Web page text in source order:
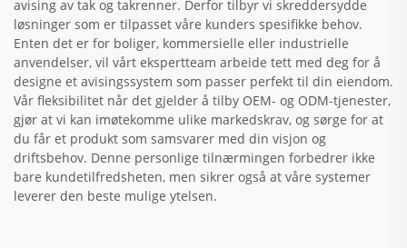
avising av tak og takrenner. Derfor tilbyr vi skreddersydde
løsninger som er tilpasset våre kunders spesifikke behov.
Enten det er for boliger, kommersielle eller industrielle
anvendelser, vil vårt ekspertteam arbeide tett med deg for å
designe et avisingssystem som passer perfekt til din eiendom.
Vår fleksibilitet når det gjelder å tilby OEM- og ODM-tjenester,
gjør at vi kan imøtekomme ulike markedskrav, og sørge for at
du får et produkt som samsvarer med din visjon og
driftsbehov. Denne personlige tilnærmingen forbedrer ikke
bare kundetilfredsheten, men sikrer også at våre systemer
leverer den beste mulige ytelsen.